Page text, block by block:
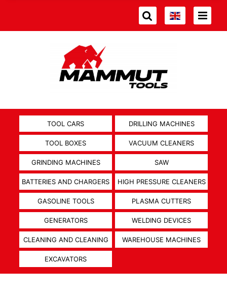
TOOL CARS DRILLING MACHINES
TOOL BOXES VACUUM CLEANERS
GRINDING MACHINES SAW
BATTERIES AND CHARGERS HIGH PRESSURE CLEANERS
GASOLINE TOOLS PLASMA CUTTERS
GENERATORS WELDING DEVICES
CLEANING AND CLEANING WAREHOUSE MACHINES
EXCAVATORS